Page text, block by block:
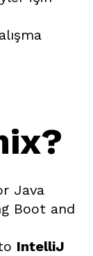
Java
Boot and
IntelliJ